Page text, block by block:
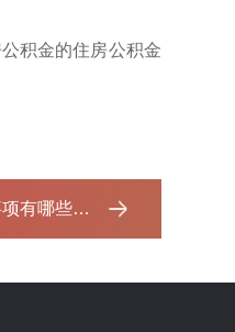
积金的住房公积金
哪些？ ...‌